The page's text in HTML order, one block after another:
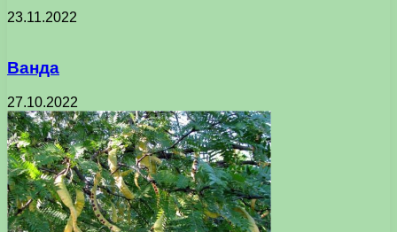
23.11.2022
Ванда
27.10.2022